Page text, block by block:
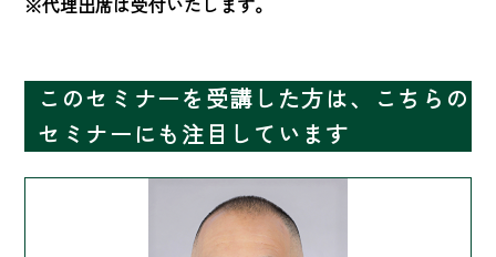
このセミナーを受講した方は、こちらの
セミナーにも注目しています